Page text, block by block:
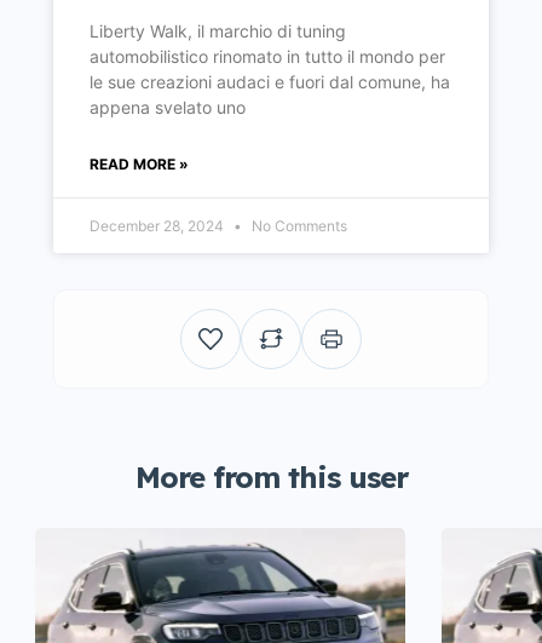
Liberty Walk, il marchio di tuning
automobilistico rinomato in tutto il mondo per
le sue creazioni audaci e fuori dal comune, ha
appena svelato uno
READ MORE »
December 28, 2024 No Comments
More from this user